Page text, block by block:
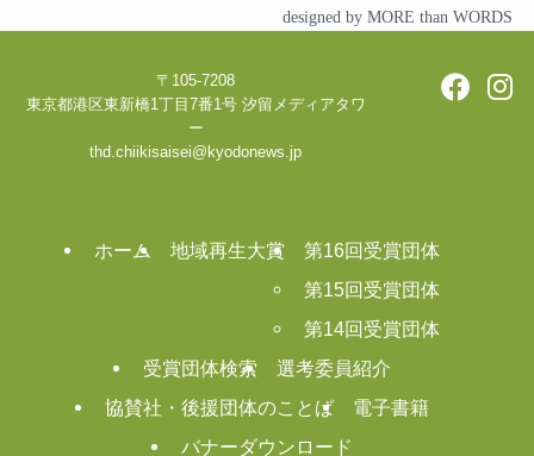
designed by MORE than WORDS
〒105-7208
東京都港区東新橋1丁目7番1号 汐留メディアタワ
ー
thd.chiikisaisei@kyodonews.jp
ホーム 地域再生大賞
第16回受賞団体
第15回受賞団体
第14回受賞団体
受賞団体検索
選考委員紹介
協賛社・後援団体のことば
電子書籍
バナーダウンロード